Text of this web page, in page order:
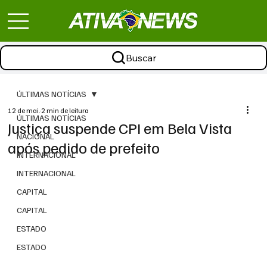
Buscar
ÚLTIMAS NOTÍCIAS
NACIONAL
INTERNACIONAL
INTERNACIONAL
CAPITAL
CAPITAL
ESTADO
ESTADO
ÚLTIMAS NOTÍCIAS
Justiça suspende CPI em Bela Vista
após pedido de prefeito
12 de mai.2 min de leitura